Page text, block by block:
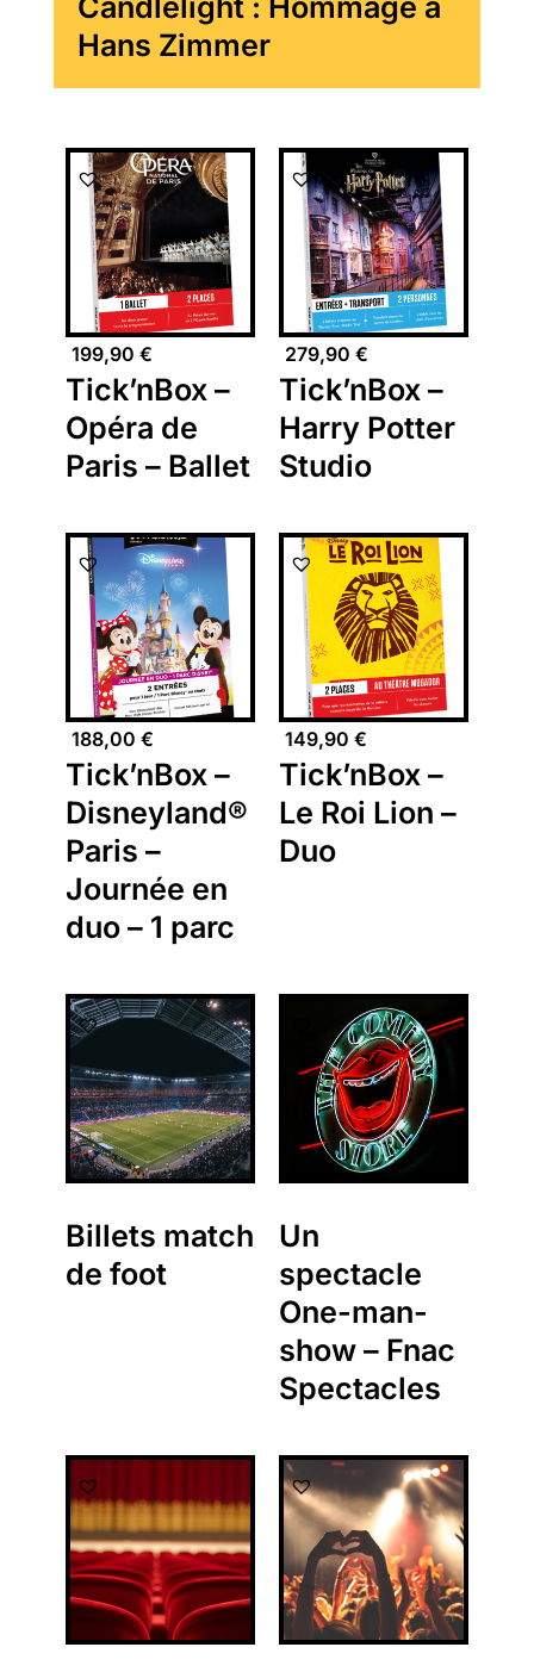
Candlelight : Hommage à
Hans Zimmer
199,90 €
Tick’nBox –
Opéra de
Paris – Ballet
279,90 €
Tick’nBox –
Harry Potter
Studio
188,00 €
Tick’nBox –
Disneyland®
Paris –
Journée en
duo – 1 parc
149,90 €
Tick’nBox –
Le Roi Lion –
Duo
Billets match
de foot
Un
spectacle
One-man-
show – Fnac
Spectacles